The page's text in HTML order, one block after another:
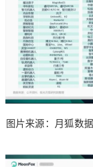
图片来源：月狐数